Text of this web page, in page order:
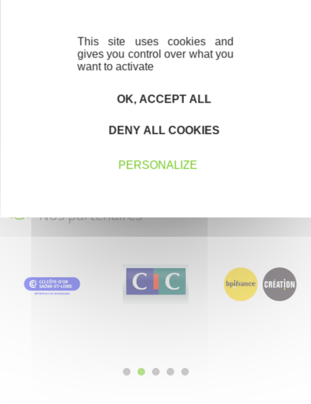
Vous souhaitez vous engager au service des
entrepreneurs ?
Devenez bénévole
Nos partenaires
This site uses cookies and
gives you control over what you
want to activate
OK, ACCEPT ALL
DENY ALL COOKIES
PERSONALIZE